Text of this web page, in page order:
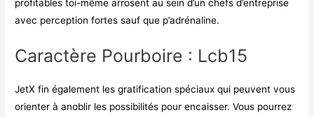
profitables toi-même arrosent au sein d’un chefs d’entreprise
avec perception fortes sauf que p’adrénaline.
Caractère Pourboire : Lcb15
JetX fin également les gratification spéciaux qui peuvent vous
orienter à anoblir les possibilités pour encaisser. Vous pourrez